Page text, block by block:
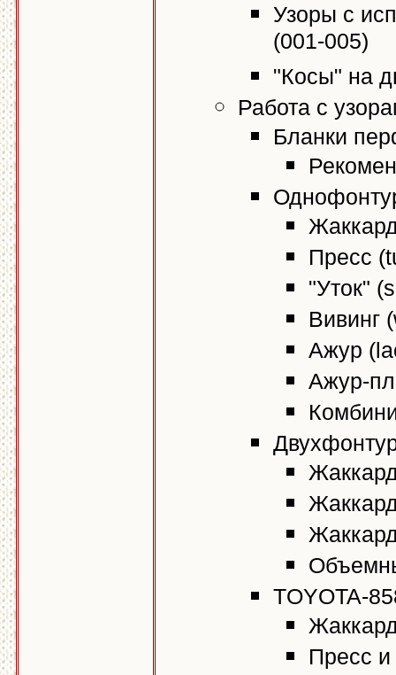
Узоры с
(001-005)
"Косы" на
Работа с
Бланки
Пресс
"Уток"
Вивинг
Ажур
Ажур-
TOYOTA-
Пресс и